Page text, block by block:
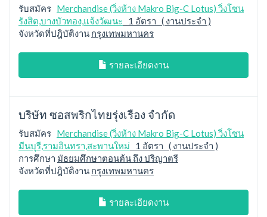
รับสมัคร Merchandise (วิ่งห้าง Makro Big-C Lotus) วิ่งโซน
รังสิต,บางบัวทอง,แจ้งวัฒนะ 1 อัตรา ( งานประจำ )
จังหวัดที่ปฎิบัติงาน กรุงเทพมหานคร
รายละเอียดงาน
บริษัท ซอสพริกไทยรุ่งเรือง จำกัด
รับสมัคร Merchandise (วิ่งห้าง Makro Big-C Lotus) วิ่งโซน
มีนบุรี,รามอินทรา,สะพานใหม่ 1 อัตรา ( งานประจำ )
การศึกษา มัธยมศึกษาตอนต้น ถึง ปริญาตรี
จังหวัดที่ปฎิบัติงาน กรุงเทพมหานคร
รายละเอียดงาน